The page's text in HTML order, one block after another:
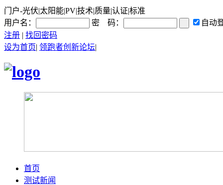
门户-光伏|太阳能|PV|技术|质量|认证|标准
用户名：
密 码：
自动
注册 | 找回密码
设为首页| 领跑者创新论坛|
首页
测试新闻